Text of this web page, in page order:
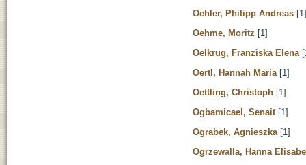
Oehler, Philipp Andreas [1]
Oehme, Moritz [1]
Oelkrug, Franziska Elena
Oertl, Hannah Maria [1]
Oettling, Christoph [1]
Ogbamicael, Senait [1]
Ograbek, Agnieszka [1]
Ogrzewalla, Hanna